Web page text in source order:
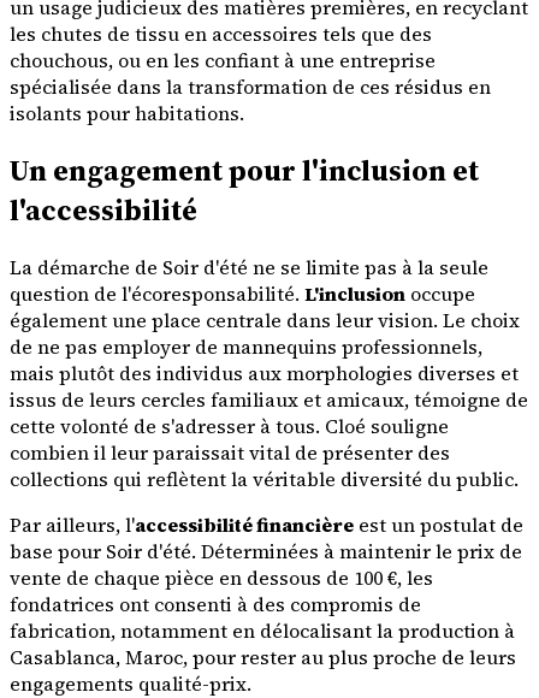
un usage judicieux des matières premières, en recyclant
les chutes de tissu en accessoires tels que des
chouchous, ou en les confiant à une entreprise
spécialisée dans la transformation de ces résidus en
isolants pour habitations.
Un engagement pour l'inclusion et
l'accessibilité
La démarche de Soir d'été ne se limite pas à la seule
question de l'écoresponsabilité. L'inclusion occupe
également une place centrale dans leur vision. Le choix
de ne pas employer de mannequins professionnels,
mais plutôt des individus aux morphologies diverses et
issus de leurs cercles familiaux et amicaux, témoigne de
cette volonté de s'adresser à tous. Cloé souligne
combien il leur paraissait vital de présenter des
collections qui reflètent la véritable diversité du public.
Par ailleurs, l'accessibilité financière est un postulat de
base pour Soir d'été. Déterminées à maintenir le prix de
vente de chaque pièce en dessous de 100 €, les
fondatrices ont consenti à des compromis de
fabrication, notamment en délocalisant la production à
Casablanca, Maroc, pour rester au plus proche de leurs
engagements qualité-prix.